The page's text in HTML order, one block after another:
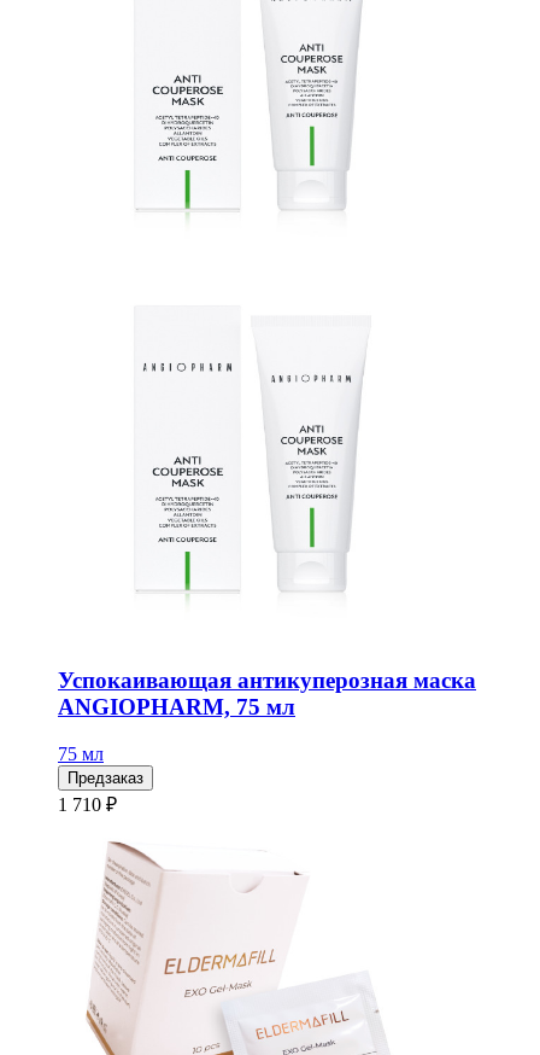
Успокаивающая антикуперозная маска
ANGIOPHARM, 75 мл
75 мл
Предзаказ
1 710 ₽